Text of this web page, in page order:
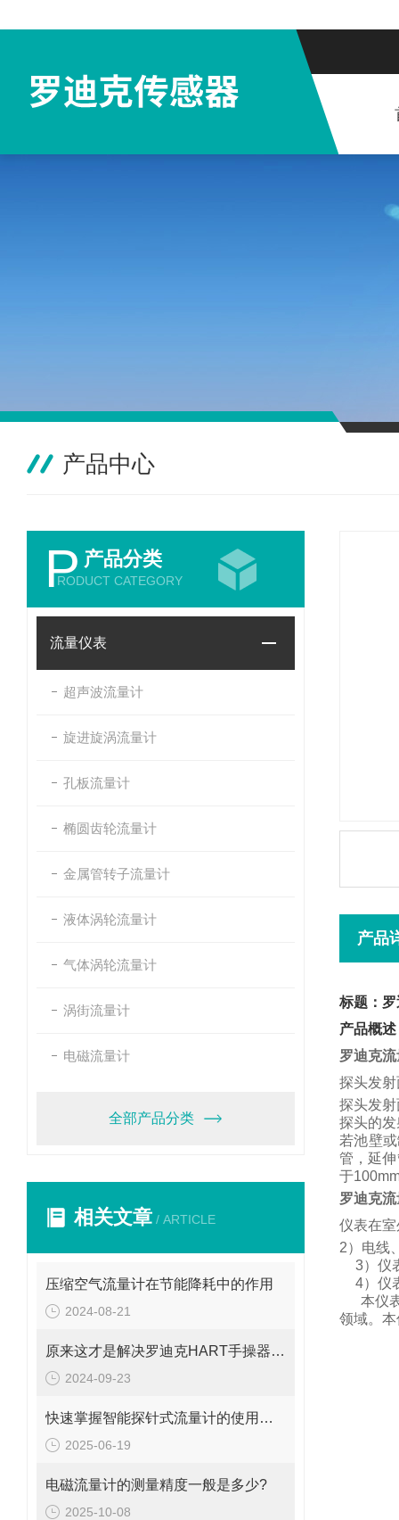
产品中心
P 产品分类
RODUCT CATEGORY
流量仪表
超声波流量计
旋进旋涡流量计
孔板流量计
椭圆齿轮流量计
金属管转子流量计
液体涡轮流量计
气体涡轮流量计
涡街流量计
电磁流量计
全部产品分类
相关文章 / ARTICLE
压缩空气流量计在节能降耗中的作用
2024-08-21
原来这才是解决罗迪克HART手操器常见故障的正确方法！
2024-09-23
快速掌握智能探针式流量计的使用秘籍
2025-06-19
电磁流量计的测量精度一般是多少?
2025-10-08
产品
标题：
产品概述
罗迪克
探头发
探头发
探头的
若池壁
管，延
于
罗迪克
仪表在
2）电线
3）仪
4）仪
本仪
领域。 本